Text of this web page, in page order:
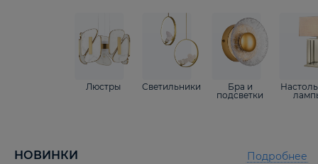
Люстры Светильники
Бра и
подсветки
НОВИНКИ Подробнее